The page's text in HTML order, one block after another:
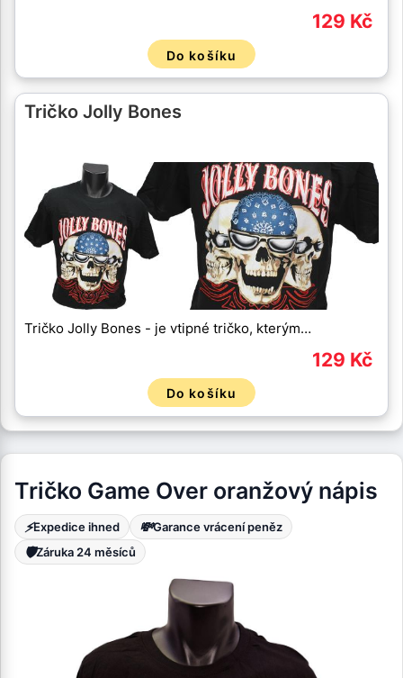
129 Kč
Do košíku
Tričko Jolly Bones
Tričko Jolly Bones - je vtipné tričko, kterým…
129 Kč
Do košíku
Tričko Game Over oranžový nápis
⚡Expedice ihned 💸Garance vrácení peněz
🛡️Záruka 24 měsíců